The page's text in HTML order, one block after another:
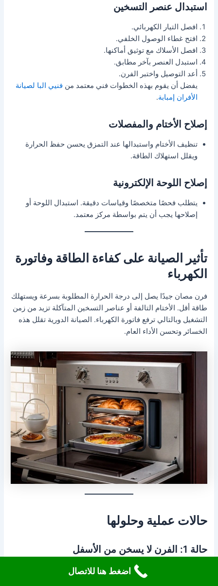
استبدال عنصر التسخين
افصل التيار الكهربائي.
افتح غطاء الوصول الخلفي.
افصل الأسلاك مع توثيق أماكنها.
استبدل العنصر بآخر مطابق.
أعد التوصيل واختبر الفرن.
يفضل أن يقوم بهذه الخطوات فني معتمد من فنيي البا لصيانة
الأفران إمبابة.
إصلاح الأختام والمفصلات
تنظيف الأختام واستبدالها عند التمزق يحسن حفظ الحرارة
ويقلل استهلاك الطاقة.
إصلاح اللوحة الإلكترونية
يتطلب فحصًا متخصصًا وقياسات دقيقة. استبدال اللوحة أو
إصلاحها يجب أن يتم بواسطة مركز معتمد.
تأثير الصيانة على كفاءة الطاقة وفاتورة
الكهرباء
فرن مصان جيدًا يصل إلى درجة الحرارة المطلوبة بسرعة ويستهلك
طاقة أقل. الأختام التالفة أو عناصر التسخين المتآكلة تزيد من زمن
التشغيل وبالتالي ترفع فاتورة الكهرباء. الصيانة الدورية تقلل هذه
الخسائر وتحسن الأداء العام.
حالات عملية وحلولها
حالة 1: الفرن لا يسخن من الأسفل
السبب المحتمل: عنصر التسخين السفلي تالف.
اضغط هنا للاتصال